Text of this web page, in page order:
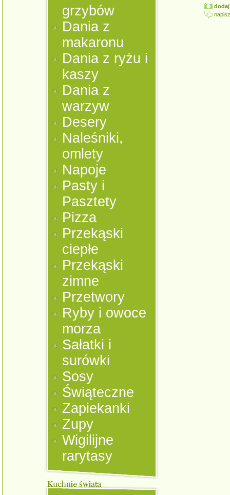
grzybów
Dania z
makaronu
Dania z ryżu i
kaszy
Dania z
warzyw
Desery
Naleśniki,
omlety
Napoje
Pasty i
Pasztety
Pizza
Przekąski
ciepłe
Przekąski
zimne
Przetwory
Ryby i owoce
morza
Sałatki i
surówki
Sosy
Świąteczne
Zapiekanki
Zupy
Wigilijne
rarytasy